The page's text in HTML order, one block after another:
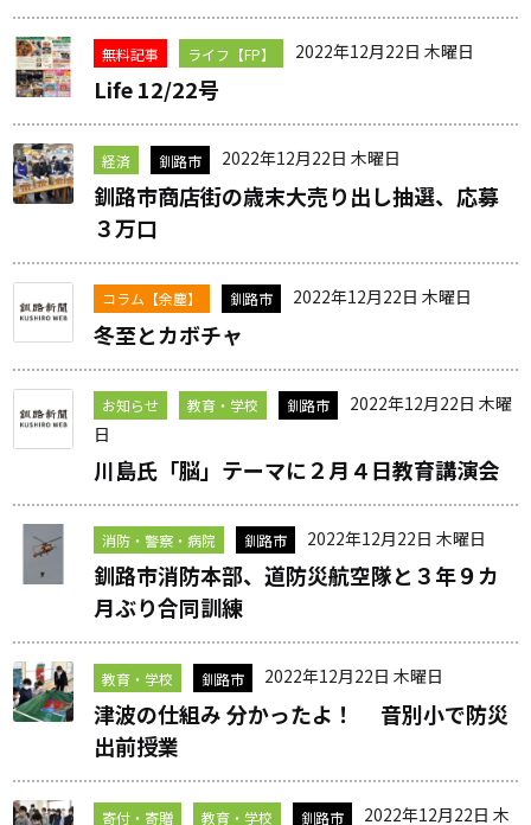
無料記事 ライフ【FP】 2022年12月22日 木曜日
Life 12/22号
経済 釧路市 2022年12月22日 木曜日
釧路市商店街の歳末大売り出し抽選、応募
３万口
コラム【余塵】 釧路市 2022年12月22日 木曜日
冬至とカボチャ
お知らせ 教育・学校 釧路市
2022年12月22日 木曜
日
川島氏「脳」テーマに２月４日教育講演会
消防・警察・病院 釧路市 2022年12月22日 木曜日
釧路市消防本部、道防災航空隊と３年９カ
月ぶり合同訓練
教育・学校 釧路市 2022年12月22日 木曜日
津波の仕組み 分かったよ！ 音別小で防災
出前授業
寄付・寄贈 教育・学校 釧路市 2022年12月22日 木